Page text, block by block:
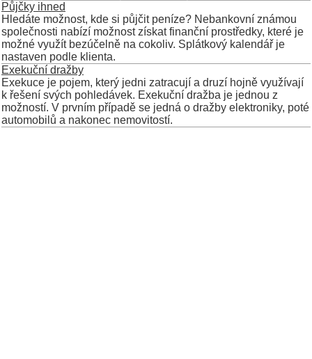
Půjčky ihned
Hledáte možnost, kde si půjčit peníze? Nebankovní známou
společnosti nabízí možnost získat finanční prostředky, které je
možné využít bezúčelně na cokoliv. Splátkový kalendář je
nastaven podle klienta.
Exekuční dražby
Exekuce je pojem, který jedni zatracují a druzí hojně využívají
k řešení svých pohledávek. Exekuční dražba je jednou z
možností. V prvním případě se jedná o dražby elektroniky, poté
automobilů a nakonec nemovitostí.